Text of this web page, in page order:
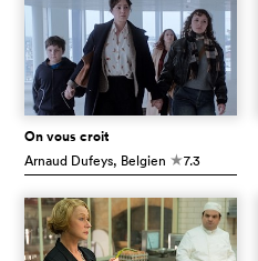
On vous croit
Arnaud Dufeys, Belgien c7.3